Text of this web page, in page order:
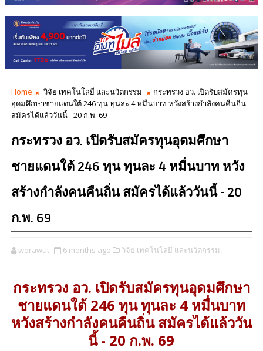
Home วิจัย เทคโนโลยี และนวัตกรรม
กระทรวง อว. เปิดรับสมัครทุน
อุดมศึกษาชายแดนใต้ 246 ทุน ทุนละ 4 หมื่นบาท หวังสร้างกำลังคนคืนถิ่น
สมัครได้แล้ววันนี้ - 20 ก.พ. 69
กระทรวง อว. เปิดรับสมัครทุนอุดมศึกษา
ชายแดนใต้ 246 ทุน ทุนละ 4 หมื่นบาท หวัง
สร้างกำลังคนคืนถิ่น สมัครได้แล้ววันนี้ - 20
ก.พ. 69
worawut 6 months ago วิจัย เทคโนโลยี และนวัตกรรม,
กระทรวง อว. เปิดรับสมัครทุนอุดมศึกษา
ชายแดนใต้ 246 ทุน ทุนละ 4 หมื่นบาท
หวังสร้างกำลังคนคืนถิ่น สมัครได้แล้ววัน
นี้ - 20 ก.พ. 69